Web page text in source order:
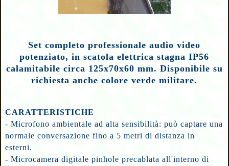
Set completo professionale audio video
potenziato, in scatola elettrica stagna IP56
calamitabile circa 125x70x60 mm. Disponibile su
richiesta anche colore verde militare.
CARATTERISTICHE
- Microfono ambientale ad alta sensibilità: può captare una
normale conversazione fino a 5 metri di distanza in
esterni.
- Microcamera digitale pinhole precablata all'interno di